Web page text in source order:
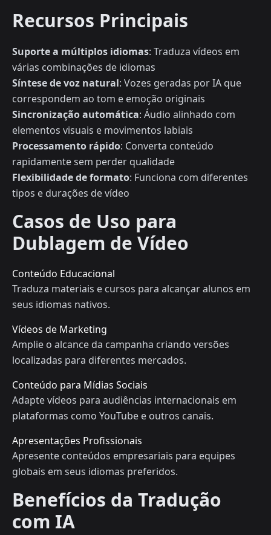
Recursos Principais
Suporte a múltiplos idiomas: Traduza vídeos em
várias combinações de idiomas
Síntese de voz natural: Vozes geradas por IA que
correspondem ao tom e emoção originais
Sincronização automática: Áudio alinhado com
elementos visuais e movimentos labiais
Processamento rápido: Converta conteúdo
rapidamente sem perder qualidade
Flexibilidade de formato: Funciona com diferentes
tipos e durações de vídeo
Casos de Uso para
Dublagem de Vídeo
Conteúdo Educacional
Traduza materiais e cursos para alcançar alunos em
seus idiomas nativos.
Vídeos de Marketing
Amplie o alcance da campanha criando versões
localizadas para diferentes mercados.
Conteúdo para Mídias Sociais
Adapte vídeos para audiências internacionais em
plataformas como YouTube e outros canais.
Apresentações Profissionais
Apresente conteúdos empresariais para equipes
globais em seus idiomas preferidos.
Benefícios da Tradução
com IA